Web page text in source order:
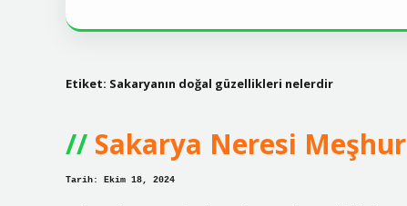
Etiket: Sakaryanın doğal güzellikleri nelerdir
Sakarya Neresi Meşhur
Tarih: Ekim 18, 2024